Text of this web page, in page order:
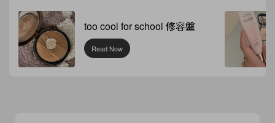
too cool for school 修容盤
Read Now